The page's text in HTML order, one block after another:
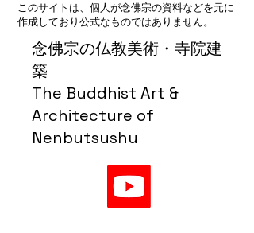
念佛宗の仏教美術・寺院建
築
The Buddhist Art &
Architecture of
Nenbutsushu
このサイトは、個人が念佛宗の資料などを元に
作成しており公式なものではありません。